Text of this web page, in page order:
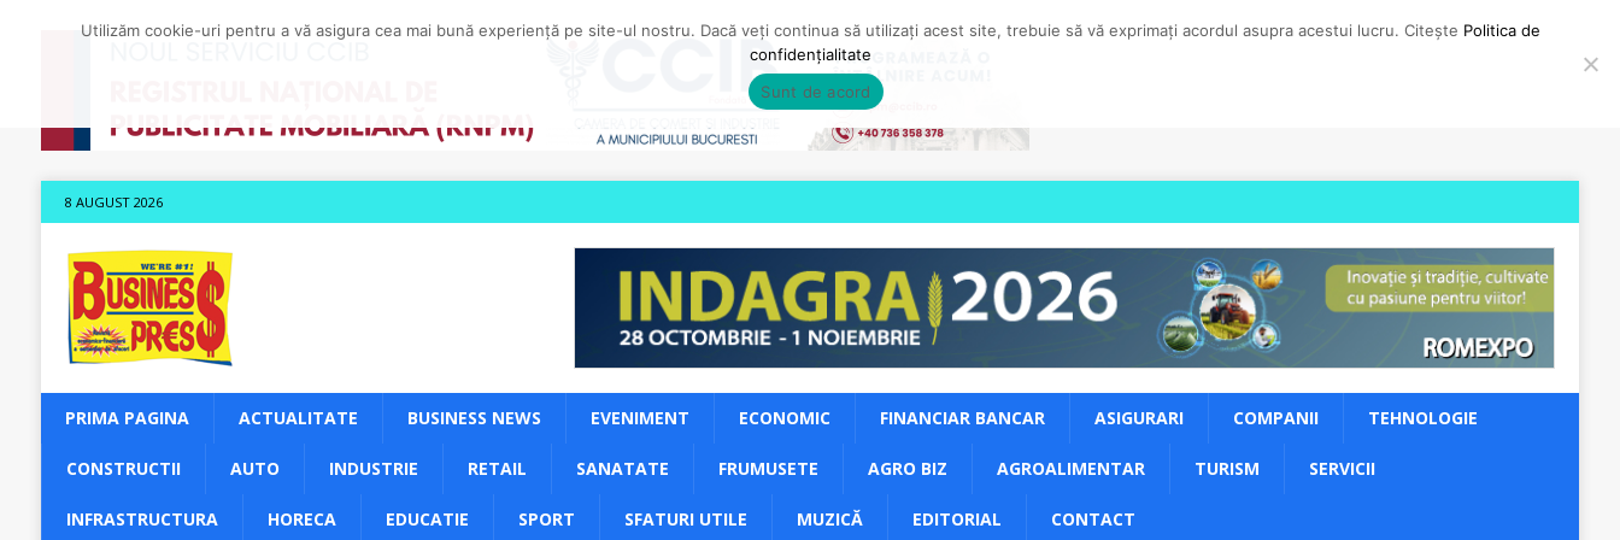
8 AUGUST 2026
PRIMA PAGINA ACTUALITATE BUSINESS NEWS EVENIMENT ECONOMIC FINANCIAR BANCAR ASIGURARI COMPANII TEHNOLOGIE
CONSTRUCTII AUTO INDUSTRIE RETAIL SANATATE FRUMUSETE AGRO BIZ AGROALIMENTAR TURISM SERVICII
INFRASTRUCTURA HORECA EDUCATIE SPORT SFATURI UTILE MUZICĂ EDITORIAL CONTACT
Utilizăm cookie-uri pentru a vă asigura cea mai bună experiență pe site-ul nostru. Dacă veți continua să utilizați acest site, trebuie să vă exprimați acordul asupra acestui lucru. Citește Politica de
confidențialitate
Sunt de acord